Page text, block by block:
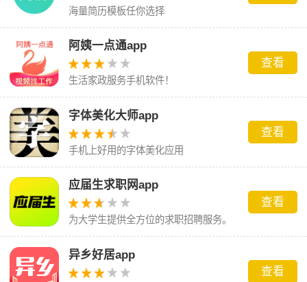
海量简历模板任你选择
阿姨一点通app
生活家政服务手机软件！
查看
字体美化大师app
手机上好用的字体美化应用
查看
应届生求职网app
为大学生提供全方位的求职招聘服务。
查看
异乡好居app
查看